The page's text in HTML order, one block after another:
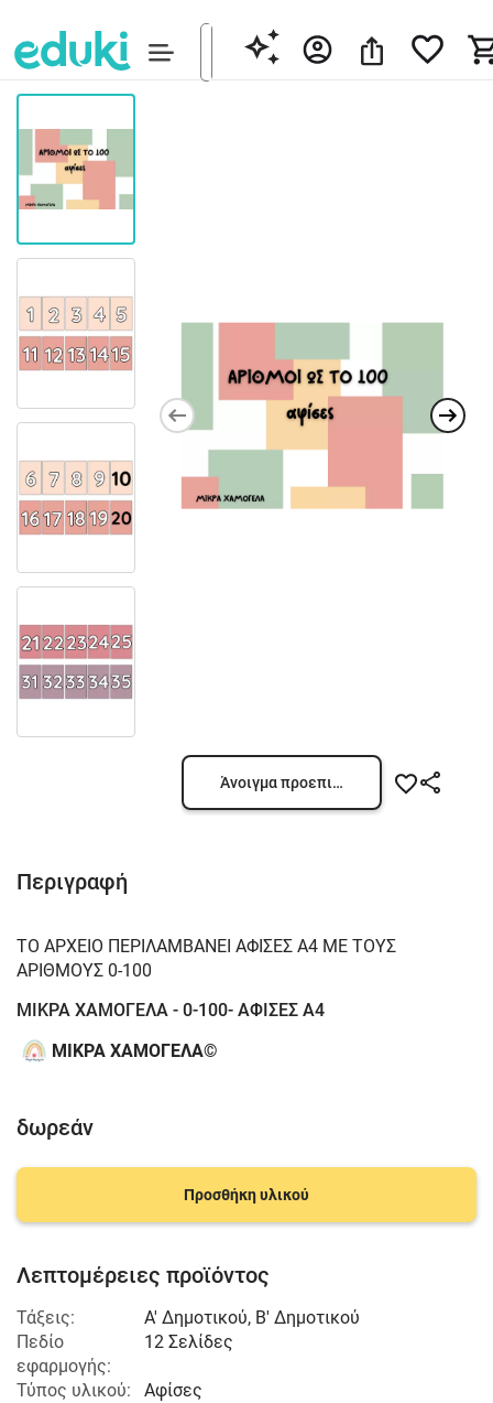
Άνοιγμα προεπισκόπησης
Περιγραφή
ΤΟ ΑΡΧΕΙΟ ΠΕΡΙΛΑΜΒΑΝΕΙ ΑΦΙΣΕΣ Α4 ΜΕ ΤΟΥΣ
ΑΡΙΘΜΟΥΣ 0-100
ΜΙΚΡΑ ΧΑΜΟΓΕΛΑ - 0-100- ΑΦΙΣΕΣ Α4
ΜΙΚΡΑ ΧΑΜΟΓΕΛΑ©️
δωρεάν
Προσθήκη υλικού
Λεπτομέρειες προϊόντος
Τάξεις: Α' Δημοτικού, Β' Δημοτικού
Πεδίο
εφαρμογής:
12 Σελίδες
Τύπος υλικού:
Αφίσες